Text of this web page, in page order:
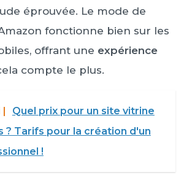
éprouvée. Le mode de
fonctionne bien sur les
offrant une expérience
compte le plus.
|
Quel prix pour un site vitrine
? Tarifs pour la création d'un
!